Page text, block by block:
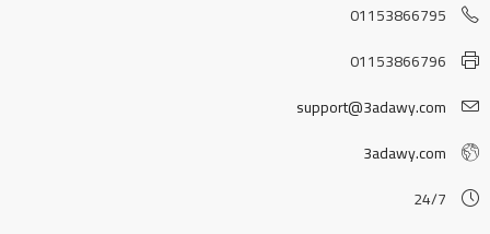
01153866795
01153866796
support@3adawy.com
3adawy.com
24/7